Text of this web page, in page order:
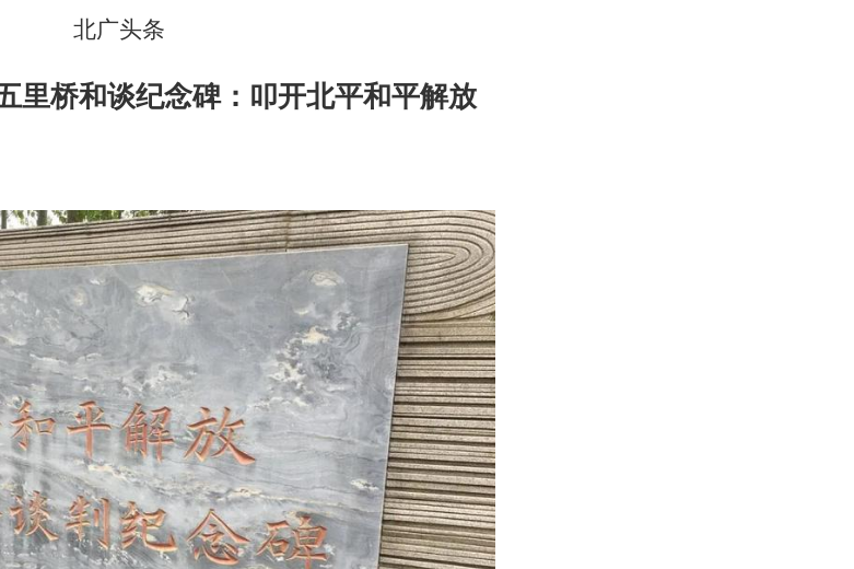
北广头条
里桥和谈纪念碑：叩开北平和平解放